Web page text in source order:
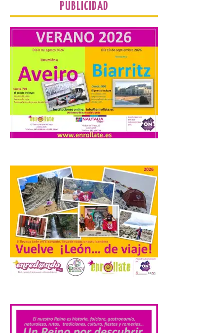
Despega el primer avión
de Iberia con wifi de alta
velocidad gratuito de
Starlink
6 Ago 2026
Iberia se convierte en la
primera aerolínea
española en ofrecer wifi a
bordo de Starlink, la
constelación de satélites
más avanzada del mundo, desarrollada
La Junta promueve la
contratación temporal de
jóvenes desempleados
para la realización de
obras y servicios de
interés general y social
con más de 8,7 millones de
euros de inversión
La Consejería de
Industria, Universidades,
PUBLICIDAD